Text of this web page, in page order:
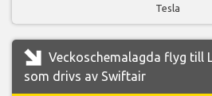
Tesla
Veckoschemalagda flyg till
som drivs av Swiftair